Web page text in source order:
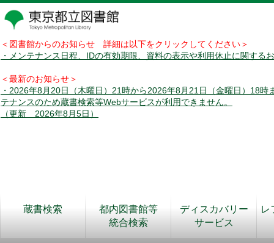
＜図書館からのお知らせ 詳細は以下をクリックしてください＞
・メンテナンス日程、IDの有効期限、資料の表示や利用休止に関する
＜最新のお知らせ＞
・2026年8月20日（木曜日）21時から2026年8月21日（金曜日）18時
テナンスのため蔵書検索等Webサービスが利用できません。
（更新 2026年8月5日）
蔵書検索
都内図書館等
統合検索
ディスカバリー
サービス
レ